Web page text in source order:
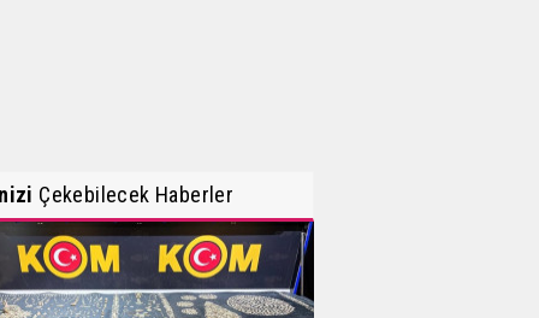
Çekebilecek Haberler